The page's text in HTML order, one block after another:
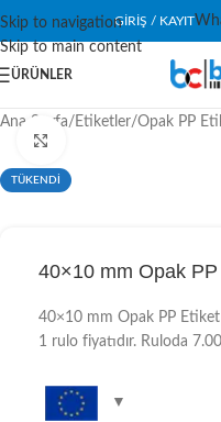
Skip to navigation
Skip to main content
GIRIŞ / KAYIT
ÜRÜNLER
Ana Sayfa/ Etiketler/Opak PP
TÜKENDİ
40×10 mm Opak PP
40×10 mm Opak PP Etiket
1 rulo fiyatıdır. Ruloda